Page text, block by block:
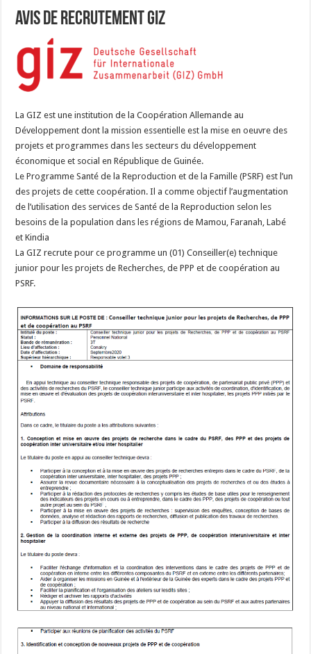
AVIS DE RECRUTEMENT GIZ
La GIZ est une institution de la Coopération Allemande au
Développement dont la mission essentielle est la mise en oeuvre des
projets et programmes dans les secteurs du développement
économique et social en République de Guinée.
Le Programme Santé de la Reproduction et de la Famille (PSRF) est l’un
des projets de cette coopération. Il a comme objectif l’augmentation
de l’utilisation des services de Santé de la Reproduction selon les
besoins de la population dans les régions de Mamou, Faranah, Labé
et Kindia
La GIZ recrute pour ce programme un (01) Conseiller(e) technique
junior pour les projets de Recherches, de PPP et de coopération au
PSRF.